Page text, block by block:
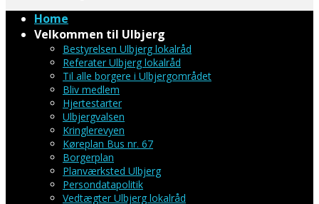
Home
Velkommen til Ulbjerg
Bestyrelsen Ulbjerg lokalråd
Referater Ulbjerg lokalråd
Til alle borgere i Ulbjergområdet
Bliv medlem
Hjertestarter
Ulbjergvalsen
Kringlerevyen
Køreplan Bus nr. 67
Borgerplan
Planværksted Ulbjerg
Persondatapolitik
Vedtægter Ulbjerg lokalråd